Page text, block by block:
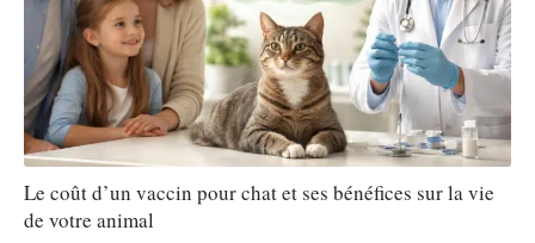
Le coût d’un vaccin pour chat et ses bénéfices sur la vie
de votre animal